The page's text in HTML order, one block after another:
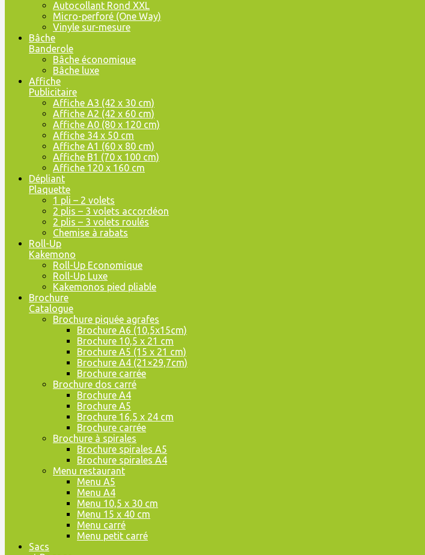
Autocollant Rond XXL
Micro-perforé (One Way)
Vinyle sur-mesure
Bâche
Banderole
Bâche économique
Bâche luxe
Affiche
Publicitaire
Affiche A3 (42 x 30 cm)
Affiche A2 (42 x 60 cm)
Affiche A0 (80 x 120 cm)
Affiche 34 x 50 cm
Affiche A1 (60 x 80 cm)
Affiche B1 (70 x 100 cm)
Affiche 120 x 160 cm
Dépliant
Plaquette
1 pli – 2 volets
2 plis – 3 volets accordéon
2 plis – 3 volets roulés
Chemise à rabats
Roll-Up
Kakemono
Roll-Up Economique
Roll-Up Luxe
Kakemonos pied pliable
Brochure
Catalogue
Brochure piquée agrafes
Brochure A6 (10,5x15cm)
Brochure 10,5 x 21 cm
Brochure A5 (15 x 21 cm)
Brochure A4 (21×29,7cm)
Brochure carrée
Brochure dos carré
Brochure A4
Brochure A5
Brochure 16,5 x 24 cm
Brochure carrée
Brochure à spirales
Brochure spirales A5
Brochure spirales A4
Menu restaurant
Menu A5
Menu A4
Menu 10,5 x 30 cm
Menu 15 x 40 cm
Menu carré
Menu petit carré
Sacs